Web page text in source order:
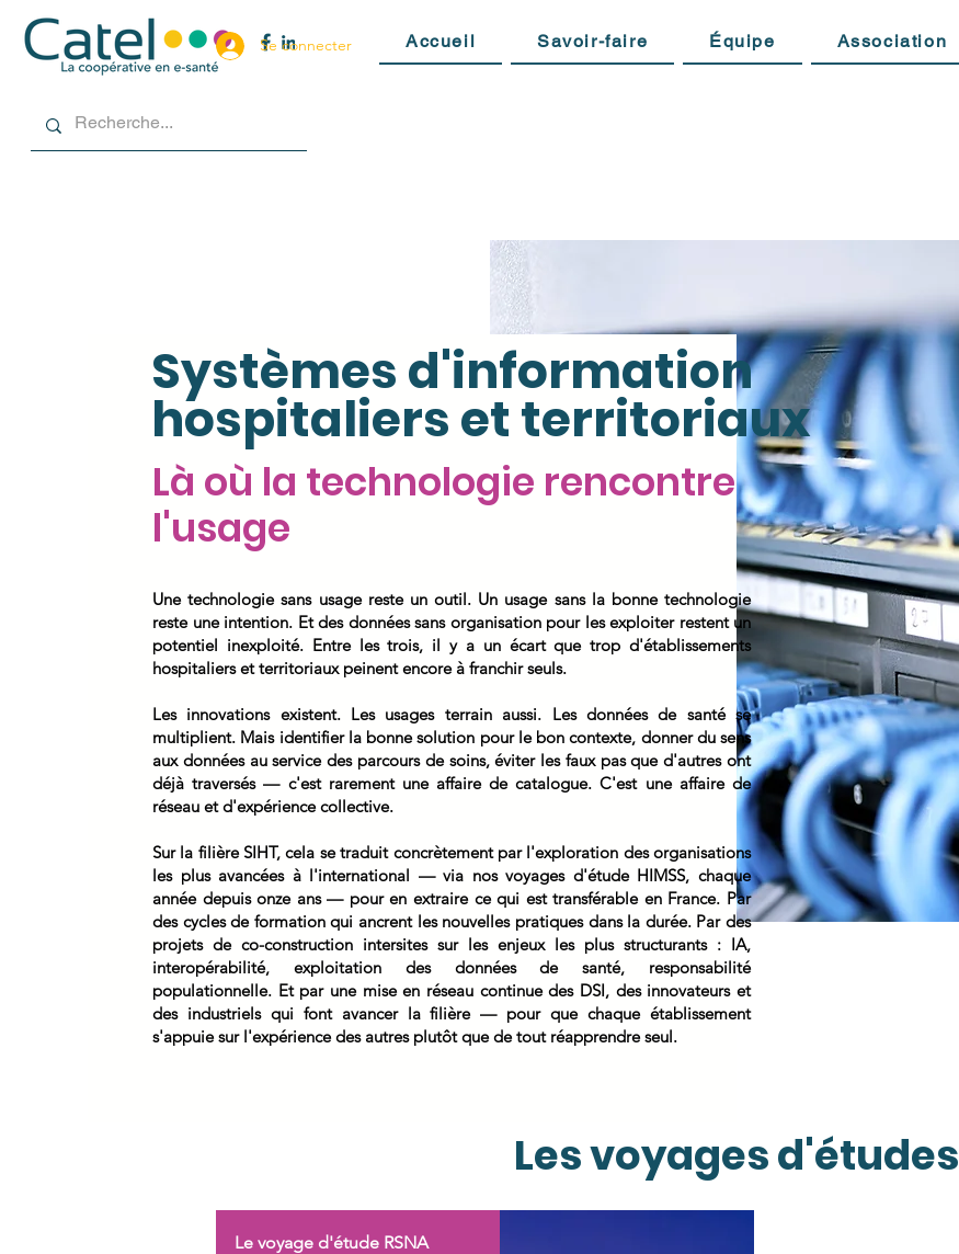
Se connecter Accueil Savoir-faire Équipe Association
Systèmes d'information
hospitaliers et territoriaux
Là où la technologie rencontre
l'usage
Une technologie sans usage reste un outil. Un usage sans la bonne technologie
reste une intention. Et des données sans organisation pour les exploiter restent un
potentiel inexploité. Entre les trois, il y a un écart que trop d'établissements
hospitaliers et territoriaux peinent encore à franchir seuls.
Les innovations existent. Les usages terrain aussi. Les données de santé se
multiplient. Mais identifier la bonne solution pour le bon contexte, donner du sens
aux données au service des parcours de soins, éviter les faux pas que d'autres ont
déjà traversés — c'est rarement une affaire de catalogue. C'est une affaire de
réseau et d'expérience collective.
Sur la filière SIHT, cela se traduit concrètement par l'exploration des organisations
les plus avancées à l'international — via nos voyages d'étude HIMSS, chaque
année depuis onze ans — pour en extraire ce qui est transférable en France. Par
des cycles de formation qui ancrent les nouvelles pratiques dans la durée. Par des
projets de co-construction intersites sur les enjeux les plus structurants : IA,
interopérabilité, exploitation des données de santé, responsabilité
populationnelle. Et par une mise en réseau continue des DSI, des innovateurs et
des industriels qui font avancer la filière — pour que chaque établissement
s'appuie sur l'expérience des autres plutôt que de tout réapprendre seul.
Les voyages d'études
Le voyage d'étude RSNA